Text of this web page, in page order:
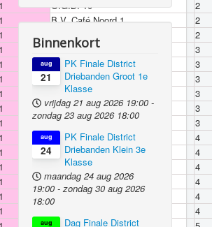
1 O.G.B. 10 2
1 B.V. Café Noord 1 2
1 B.V.Z. 3 2
1 De Nieuwe Jutter 2 3
1 O.G.B. 9 3
1 De Nieuwe Jutter 1 3
1 BVM Apollo 7 3
1 `t Centrum 4 3
1 BVM Apollo 8 3
1 O.G.B. 10 4
1 De Bun 3 4
1 B.V.Z. 3 4
1 BVM Apollo 7 4
1 Rapiditas 1 4
1 4
Binnenkort
21
aug
PK Finale District
Driebanden Groot 1e
Klasse
vrijdag 21 aug 2026 19:00 -
zondag 23 aug 2026 18:00
24
aug
PK Finale District
Driebanden Klein 3e
Klasse
maandag 24 aug 2026
19:00 - zondag 30 aug 2026
18:00
aug
Dag Finale District